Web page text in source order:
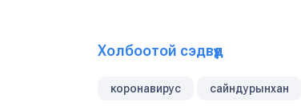
Холбоотой сэдвүүд
коронавирус сайндурынхан